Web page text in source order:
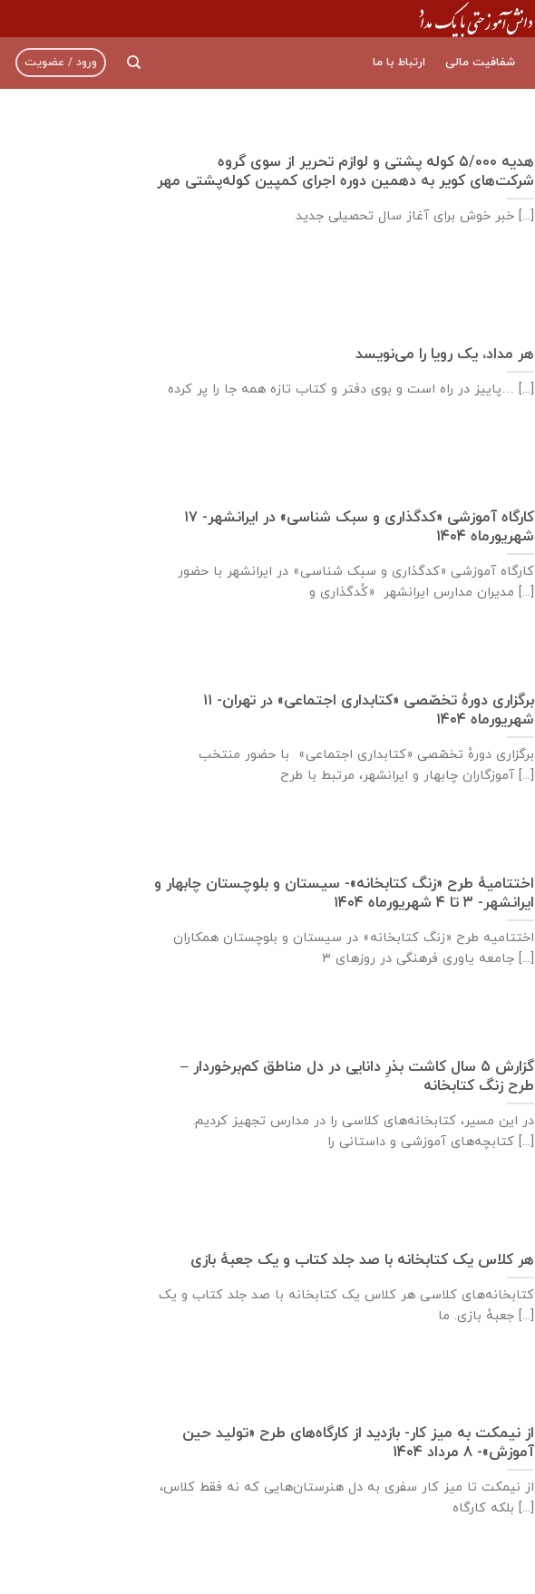
شفافیت مالی ارتباط با ما ورود / عضویت
هدیه ۵/۰۰۰ کوله پشتی و لوازم تحریر از سوی گروه
شرکت‌های کویر به دهمین دوره اجرای کمپین کوله‌پشتی مهر
خبر خوش برای آغاز سال تحصیلی جدید [...]
هر مداد، یک رویا را می‌نویسد
پاییز در راه است و بوی دفتر و کتاب تازه همه جا را پر کرده… [...]
شهریورماه ۱۴۰۴
مدیران مدارس ایرانشهر «کُدگذاری و [...]
شهریورماه ۱۴۰۴
آموزگاران چابهار و ایرانشهر، مرتبط با طرح [...]
اختتامیهٔ طرح «زنگ کتابخانه»- سیستان و بلوچستان چابهار و
ایرانشهر- ۳ تا ۴ شهریورماه ۱۴۰۴
اختتامیه طرح «زنگ کتابخانه» در سیستان و بلوچستان همکاران
جامعه یاوری فرهنگی در روزهای ۳ [...]
گزارش ۵ سال کاشت بذرِ دانایی در دل مناطق کم‌برخوردار –
طرح زنگ کتابخانه
در این مسیر، کتابخانه‌های کلاسی را در مدارس تجهیز کردیم.
کتابچه‌های آموزشی و داستانی را [...]
هر کلاس یک کتابخانه با صد جلد کتاب و یک جعبهٔ بازی
کتابخانه‌های کلاسی هر کلاس یک کتابخانه با صد جلد کتاب و یک
جعبهٔ بازی. ما [...]
از نیمکت به میز کار- بازدید از کارگاه‌های طرح «تولید حین
آموزش»- ۸ مرداد ۱۴۰۴
از نیمکت تا میز کار سفری به دل هنرستان‌هایی که نه فقط کلاس،
بلکه کارگاه‌ [...]